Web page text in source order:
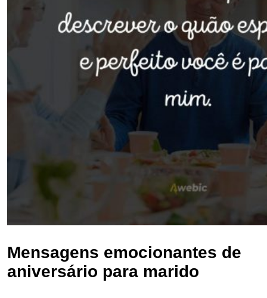
Mensagens emocionantes de
aniversário para marido